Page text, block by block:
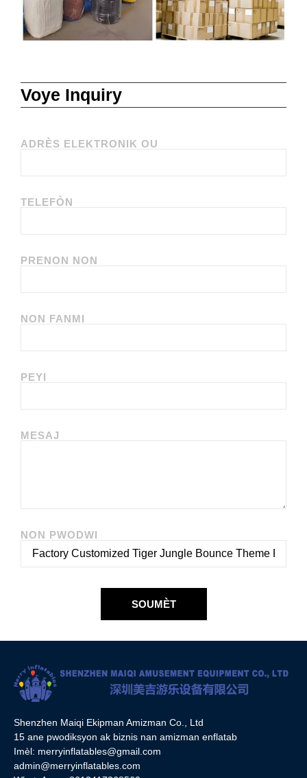
Voye Inquiry
ADRÈS ELEKTRONIK OU
TELEFÒN
PRENON NON
NON FANMI
PEYI
MESAJ
NON PWODWI
SOUMÈT
Shenzhen Maiqi Ekipman Amizman Co., Ltd
15 ane pwodiksyon ak biznis nan amizman enflatab
Imèl: merryinflatables@gmail.com
admin@merryinflatables.com